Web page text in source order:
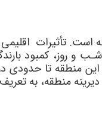
است. تأثیرات
و روز، کمبود
منطقه تا
دیرینه منطقه، به